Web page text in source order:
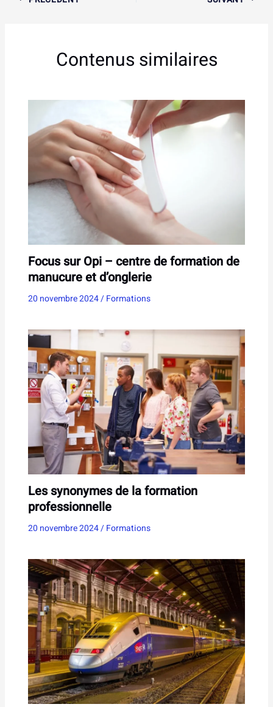
Contenus similaires
Focus sur Opi – centre de formation de
manucure et d’onglerie
20 novembre 2024/Formations
Les synonymes de la formation
professionnelle
20 novembre 2024/Formations